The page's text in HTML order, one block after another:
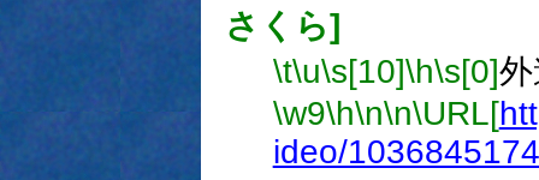
さくら]
\t\u\s[10]\h\s[0]
\w9\h\n\n\URL[
ideo/